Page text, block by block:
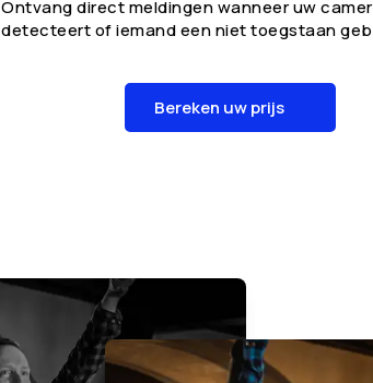
Ontvang direct meldingen wanneer uw
detecteert of iemand een niet toegstaan
Bereken uw prijs